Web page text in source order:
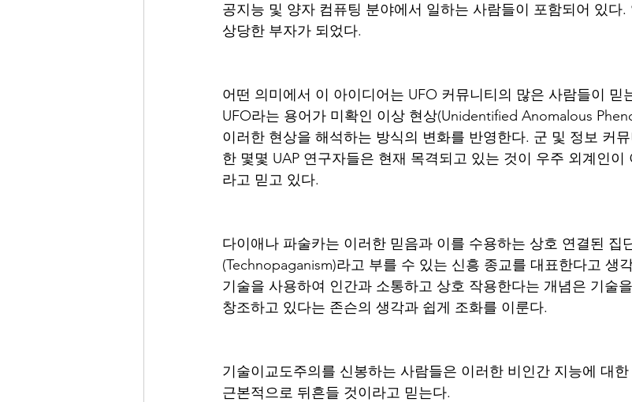
공지능 및 양자 컴퓨팅 분야에서 일하는 사람들이 포함되어 있다
상당한 부자가 되었다.
어떤 의미에서 이 아이디어는 UFO 커뮤니티의 많은 사람들이 믿
UFO라는 용어가 미확인 이상 현상(Unidentified Anomalous
이러한 현상을 해석하는 방식의 변화를 반영한다. 군 및 정보 커
한 몇몇 UAP 연구자들은 현재 목격되고 있는 것이 우주 외계인이
라고 믿고 있다.
다이애나 파술카는 이러한 믿음과 이를 수용하는 상호 연결된 집
(Technopaganism)라고 부를 수 있는 신흥 종교를 대표한다고 생
기술을 사용하여 인간과 소통하고 상호 작용한다는 개념은 기술
창조하고 있다는 존슨의 생각과 쉽게 조화를 이룬다.
기술이교도주의를 신봉하는 사람들은 이러한 비인간 지능에 대
근본적으로 뒤흔들 것이라고 믿는다.